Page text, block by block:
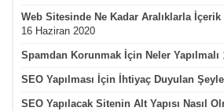
Web Sitesinde Ne Kadar Aralıklarla İçerik
16 Haziran 2020
Spamdan Korunmak İçin Neler Yapılmalı
SEO Yapılması İçin İhtiyaç Duyulan
SEO Yapılacak Sitenin Alt Yapısı Nasıl